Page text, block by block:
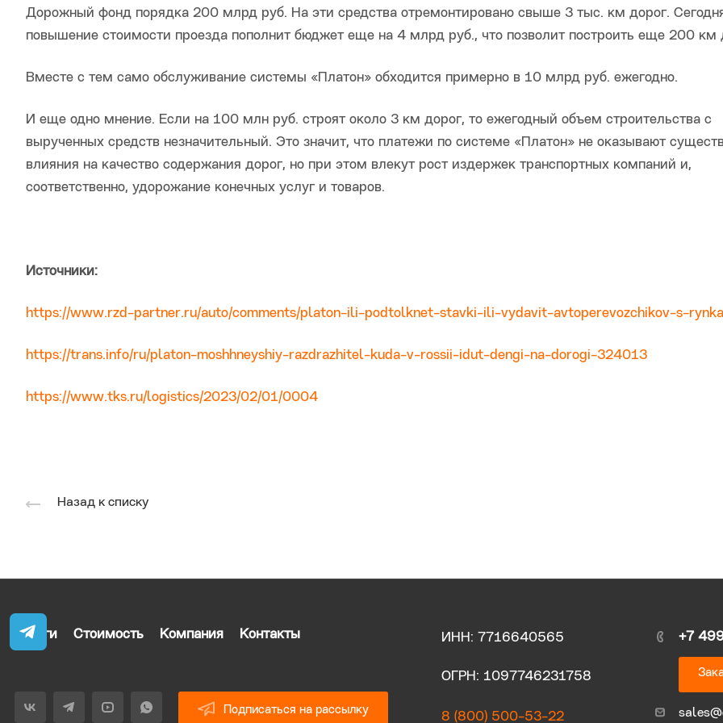
Дорожный фонд порядка 200 млрд руб. На эти средства отремонтировано свыше 3 тыс. км дорог.
повышение стоимости проезда пополнит бюджет еще на 4 млрд руб., что позволит построить еще 200 км
Вместе с тем само обслуживание системы «Платон» обходится примерно в 10 млрд руб. ежегодно.
И еще одно мнение. Если на 100 млн руб. строят около 3 км дорог, то ежегодный объем строительства с
вырученных средств незначительный. Это значит, что платежи по системе «Платон» не оказывают
влияния на качество содержания дорог, но при этом влекут рост издержек транспортных компаний и,
соответственно, удорожание конечных услуг и товаров.
Источники:
https://www.rzd-partner.ru/auto/comments/platon-ili-podtolknet-stavki-ili-vydavit-avtoperevozchikov-s-
https://trans.info/ru/platon-moshhneyshiy-razdrazhitel-kuda-v-rossii-idut-dengi-na-dorogi-324013
https://www.tks.ru/logistics/2023/02/01/0004
Назад к списку
Услуги Стоимость Компания Контакты
Подписаться на рассылку
ИНН: 7716640565
ОГРН: 1097746231758
8 (800) 500-53-22
+7